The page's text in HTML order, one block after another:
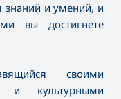
знаний и умений, и
вы достигнете
своими
и культурными